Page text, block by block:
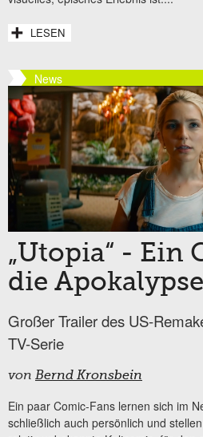
LESEN
News
„Utopia“ - Ein
die
Großer Trailer des US-
TV-Serie
von Bernd Kronsbein
Ein paar Comic-Fans lernen sich im
schließlich auch persönlich und